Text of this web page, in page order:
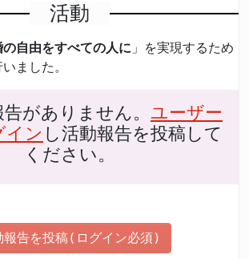
活動
の自由をすべての人に 」を実現するため
ました。
がありません。 ユーザー
イン し活動報告を投稿して
ください。
報告を投稿(ログイン必須)